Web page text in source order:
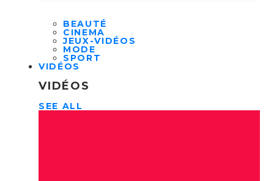
BEAUTÉ
CINEMA
JEUX-VIDÉOS
MODE
SPORT
VIDÉOS
VIDÉOS
SEE ALL